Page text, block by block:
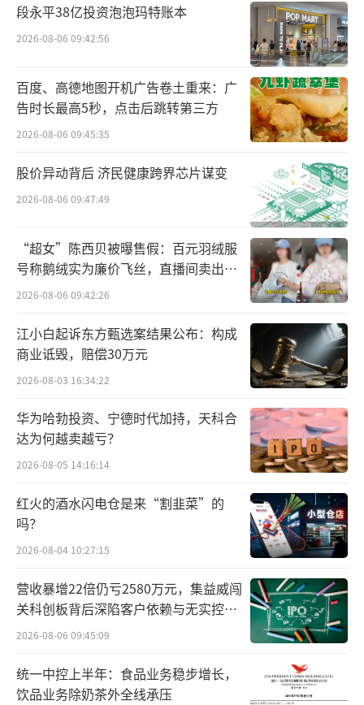
统皮鞋行业开启不可逆的减量下行周期。据中
国皮革协会统计数据，2015年国内皮鞋年产量
高达46.2亿双，到2021年缩水至35.4亿双，市
场整体规模萎缩，皮鞋制造赛道彻底从增量蓝
海变成缩量的夕阳行业。
更为重要的是，放在整个鞋业大盘里，赛
道份额发生颠覆性置换：运动鞋、户外休闲鞋
市场规模连年暴涨，2025年国内运动鞋服整体
市场规模逼近6000亿元；而男鞋消费结构中，
运动鞋占比约30%、休闲鞋过半，传统商务正
装皮鞋仅剩不足20%的市场份额。通俗来讲，
不是消费者换了皮鞋品牌，而是绝大多数人不
再穿皮鞋。
奥康国际上市时期的核心优势，是下沉市
场海量加盟门店，依托百货商场、街边临街店
完成全国铺货。但电商时代到来后，传统线下
渠道逻辑全面失效，而奥康的渠道转型节奏严
重滞后，也成为拖累业绩的核心原因。
数据显示，2016年至2019年，公司营收从
32.50亿元下降至27.26亿元，净利润更是连续4
年下跌，从3.05亿元暴跌至0.23亿元；2022年
开始公司直接由盈转亏，2022年至2025年分别
亏损3.74亿元、0.93亿元、2.16亿元、2.41亿
元；扣非净利润更是连续7年为负，可见奥康国
际的盈利能力已彻底崩盘。
段永平38亿投资泡泡玛特账本
2026-08-06 09:42:56
百度、高德地图开机广告卷土重来：广
告时长最高5秒，点击后跳转第三方
2026-08-06 09:45:35
股价异动背后 济民健康跨界芯片谋变
2026-08-06 09:47:49
“超女”陈西贝被曝售假：百元羽绒服
号称鹅绒实为廉价飞丝，直播间卖出超
百万元
2026-08-06 09:42:26
江小白起诉东方甄选案结果公布：构成
商业诋毁，赔偿30万元
2026-08-03 16:34:22
华为哈勃投资、宁德时代加持，天科合
达为何越卖越亏？
2026-08-05 14:16:14
红火的酒水闪电仓是来“割韭菜”的
吗？
2026-08-04 10:27:15
营收暴增22倍仍亏2580万元，集益威闯
关科创板背后深陷客户依赖与无实控人
困局
2026-08-06 09:45:09
统一中控上半年：食品业务稳步增长，
饮品业务除奶茶外全线承压